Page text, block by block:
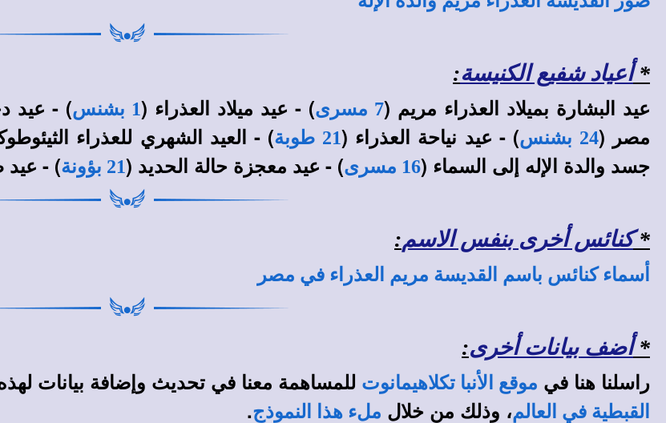
*أعياد شفيع الكنيسة:
عيد البشارة بميلاد العذراء مريم (7 مسرى ) - عيد ميلاد العذراء (1 بشنس ) - عيد
مصر (24 بشنس ) - عيد نياحة العذراء (21 طوبة
جسد والدة الإله إلى السماء (16 مسرى ) - عيد معجزة حالة الحديد (21 بؤونة ) - عيد
*كنائس أخرى بنفس الاسم:
أسماء كنائس باسم القديسة مريم العذراء في مصر
*أضف بيانات أخرى:
راسلنا هنا في موقع الأنبا تكلاهيمانوت للمساهمة معنا في تحديث وإضافة بيانات
القبطية في العالم، وذلك من خلال ملء هذا النموذج.